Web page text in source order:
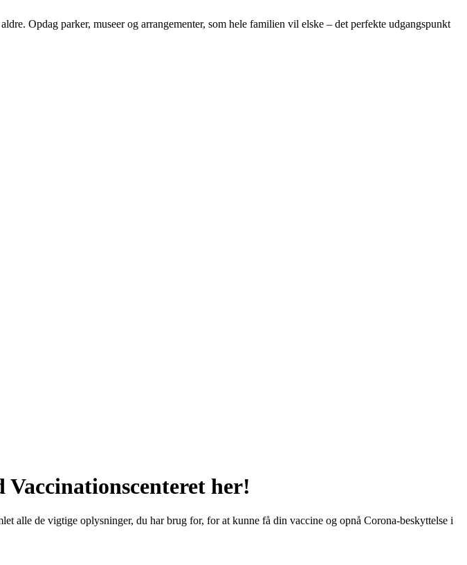
Opdag parker, museer og arrangementer, som hele familien vil elske – det perfekte udgangspunkt
her!
alle de vigtige oplysninger, du har brug for, for at kunne få din vaccine og opnå Corona-beskyttelse i